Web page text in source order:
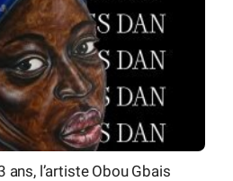
ans, l’artiste Obou Gbais